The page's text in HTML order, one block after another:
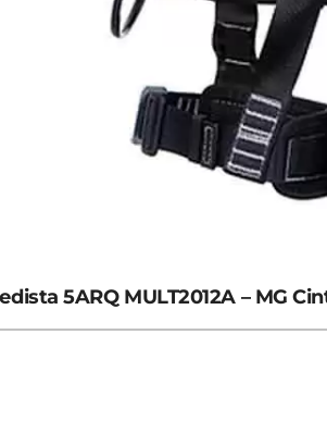
5ARQ MULT2012A – MG